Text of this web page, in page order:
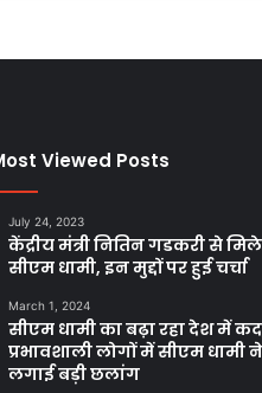
Viewed Posts
July 24, 2023
केंद्रीय मंत्री नितिन गडकरी से मिले
सीएम धामी, इन मुद्दों पर हुई चर्चा
March 1, 2024
सीएम धामी का बढ़ा रहा देश में
प्रभावशाली लोगों में सीएम धामी ने
लगाई बड़ी छलांग